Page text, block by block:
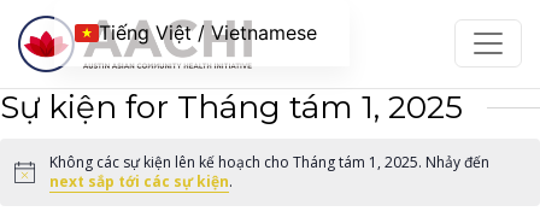
Chuyển đến nội dung
Sự kiện for Tháng tám 1, 2025
Notice
Không các sự kiện lên kế hoạch cho Tháng tám 1, 2025. Nhảy đến
next sắp tới các sự kiện.
Tiếng Việt / Vietnamese